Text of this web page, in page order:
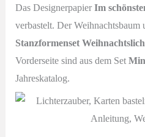
Das Designerpapier Im
verbastelt. Der Weihnachtsbaum
Stanzformenset
Vorderseite sind aus dem Set
Jahreskatalog.